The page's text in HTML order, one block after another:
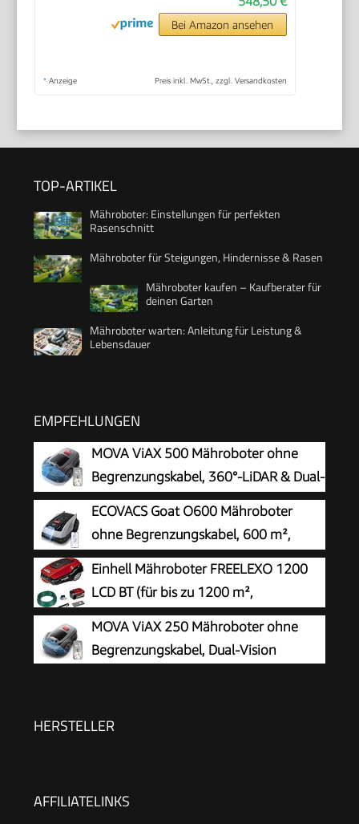
Bei Amazon ansehen
* Anzeige Preis inkl. MwSt., zzgl. Versandkosten
TOP-ARTIKEL
Mähroboter: Einstellungen für perfekten
Rasenschnitt
Mähroboter für Steigungen, Hindernisse & Rasen
Mähroboter kaufen – Kaufberater für
deinen Garten
Mähroboter warten: Anleitung für Leistung &
Lebensdauer
EMPFEHLUNGEN
MOVA ViAX 500 Mähroboter ohne
Begrenzungskabel, 360°-LiDAR & Dual-
KI-Vision
ECOVACS Goat O600 Mähroboter
ohne Begrenzungskabel, 600 m²,
RTK+Vision-Navigation,
Rasenmähroboter, KI-Hindernisvermeidung, App
Steuerung, passiert 0,7 m schmale Stellen
Einhell Mähroboter FREELEXO 1200
LCD BT (für bis zu 1200 m²,
Multizonen-Mäher, Bluetooth App-
Steuerung, für Steigungen bis 35%, inkl. PXC-
Akku und Installationszubehör)
MOVA ViAX 250 Mähroboter ohne
Begrenzungskabel, Dual-Vision
HERSTELLER
AFFILIATELINKS